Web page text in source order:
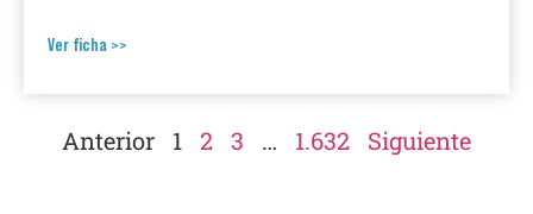
Ver ficha >>
Anterior 1 2 3 … 1.632 Siguiente